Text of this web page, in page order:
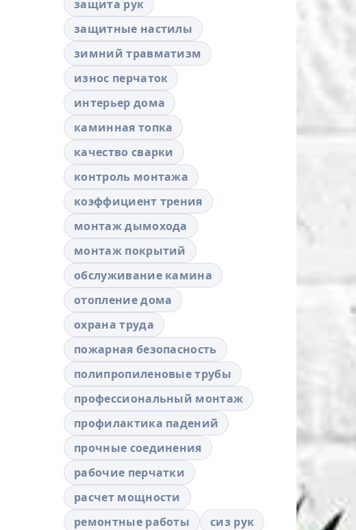
защита рук
защитные настилы
зимний травматизм
износ перчаток
интерьер дома
каминная топка
качество сварки
контроль монтажа
коэффициент трения
монтаж дымохода
монтаж покрытий
обслуживание камина
отопление дома
охрана труда
пожарная безопасность
полипропиленовые трубы
профессиональный монтаж
профилактика падений
прочные соединения
рабочие перчатки
расчет мощности
ремонтные работы
сиз рук